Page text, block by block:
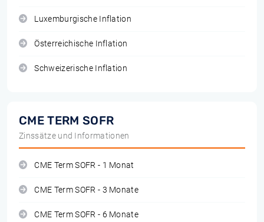
Luxemburgische Inflation
Österreichische Inflation
Schweizerische Inflation
CME TERM SOFR
Zinssätze und Informationen
CME Term SOFR - 1 Monat
CME Term SOFR - 3 Monate
CME Term SOFR - 6 Monate